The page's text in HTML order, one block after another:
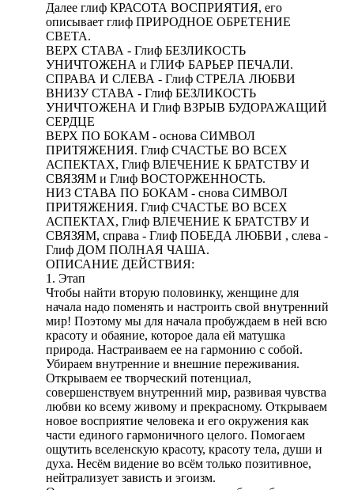
Далее глиф КРАСОТА ВОСПРИЯТИЯ, его
описывает глиф ПРИРОДНОЕ ОБРЕТЕНИЕ
СВЕТА.
ВЕРХ СТАВА - Глиф БЕЗЛИКОСТЬ
УНИЧТОЖЕНА и ГЛИФ БАРЬЕР ПЕЧАЛИ.
СПРАВА И СЛЕВА - Глиф СТРЕЛА ЛЮБВИ
ВНИЗУ СТАВА - Глиф БЕЗЛИКОСТЬ
УНИЧТОЖЕНА И Глиф ВЗРЫВ БУДОРАЖАЩИЙ
СЕРДЦЕ
ВЕРХ ПО БОКАМ - основа СИМВОЛ
ПРИТЯЖЕНИЯ. Глиф СЧАСТЬЕ ВО ВСЕХ
АСПЕКТАХ, Глиф ВЛЕЧЕНИЕ К БРАТСТВУ И
СВЯЗЯМ и Глиф ВОСТОРЖЕННОСТЬ.
НИЗ СТАВА ПО БОКАМ - снова СИМВОЛ
ПРИТЯЖЕНИЯ. Глиф СЧАСТЬЕ ВО ВСЕХ
АСПЕКТАХ, Глиф ВЛЕЧЕНИЕ К БРАТСТВУ И
СВЯЗЯМ, справа - Глиф ПОБЕДА ЛЮБВИ , слева -
Глиф ДОМ ПОЛНАЯ ЧАША.
ОПИСАНИЕ ДЕЙСТВИЯ:
1. Этап
Чтобы найти вторую половинку, женщине для
начала надо поменять и настроить свой внутренний
мир! Поэтому мы для начала пробуждаем в ней всю
красоту и обаяние, которое дала ей матушка
природа. Настраиваем ее на гармонию с собой.
Убираем внутренние и внешние переживания.
Открываем ее творческий потенциал,
совершенствуем внутренний мир, развивая чувства
любви ко всему живому и прекрасному. Открываем
новое восприятие человека и его окружения как
части единого гармоничного целого. Помогаем
ощутить вселенскую красоту, красоту тела, души и
духа. Несём видение во всём только позитивное,
нейтрализует зависть и эгоизм.